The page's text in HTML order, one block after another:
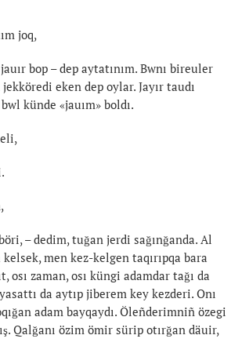
joq,
bop – dep aytatınım. Bwnı bireuler
eken dep oylar. Jayır taudı
künde «jauım» boldı.
– dedim, tuğan jerdi sağınğanda. Al
kelsek, men kez-kelgen taqırıpqa bara
osı zaman, osı küngi adamdar tağı da
da aytıp jiberem key kezderi. Onı
adam bayqaydı. Öleñderimniñ özegi
Qalğanı özim ömir sürip otırğan däuir,